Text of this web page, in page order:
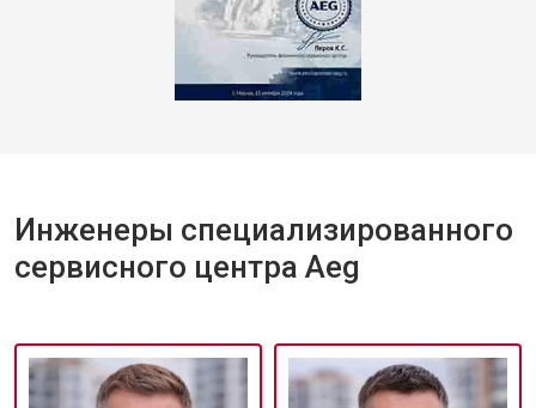
Инженеры специализированного
сервисного центра Aeg